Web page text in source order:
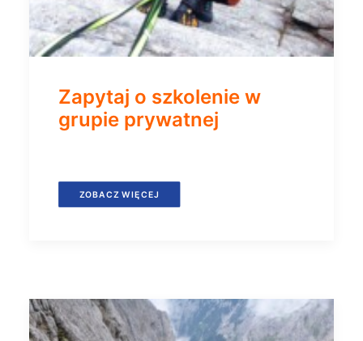
Zapytaj o szkolenie w
grupie prywatnej
ZOBACZ WIĘCEJ